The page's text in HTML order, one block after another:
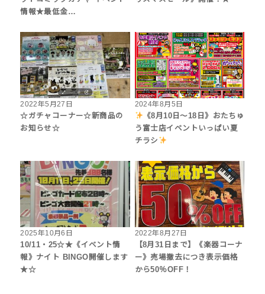
情報★最低金…
2022年5月27日
☆ガチャコーナー☆新商品の
お知らせ☆
2024年8月5日
《8月10日～18日》おたちゅ
う富士店イベントいっぱい夏
チラシ
2025年10月6日
10/11・25☆★《イベント情
報》ナイト BINGO開催します
★☆
2022年8月27日
【8月31日まで】《楽器コーナ
ー》売場撤去につき表示価格
から50％OFF！